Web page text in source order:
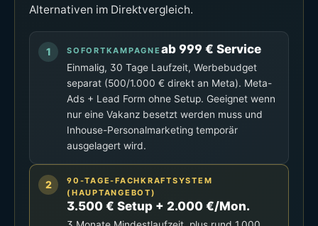
Alternativen im Direktvergleich.
SOFORTKAMPAGNE ab 999 € Service
Einmalig, 30 Tage Laufzeit, Werbebudget
separat (500/1.000 € direkt an Meta). Meta-
Ads + Lead Form ohne Setup. Geeignet wenn
nur eine Vakanz besetzt werden muss und
Inhouse-Personalmarketing temporär
ausgelagert wird.
90-TAGE-FACHKRAFTSYSTEM
(HAUPTANGEBOT)
3.500 € Setup + 2.000 €/Mon.